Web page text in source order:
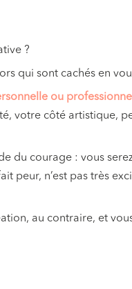
?
qui sont cachés en
ou
votre côté artistique,
du courage : vous
peur, n’est pas très
au contraire, et